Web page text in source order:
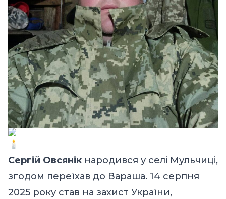
Сергій Овсянік народився у селі Мульчиці,
згодом переїхав до Вараша. 14 серпня
2025 року став на захист України,